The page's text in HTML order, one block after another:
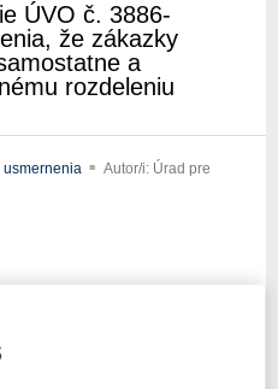
ÚVO č. 3886-
že zákazky
a
rozdeleniu
usmernenia
Autor/i: Úrad pre